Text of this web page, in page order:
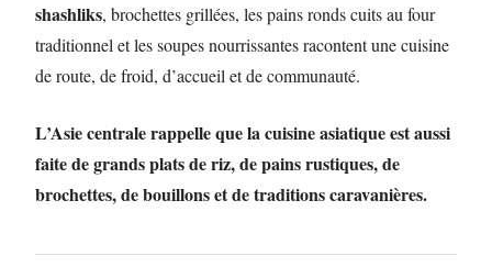
shashliks, brochettes grillées, les pains ronds cuits au four
traditionnel et les soupes nourrissantes racontent une cuisine
de route, de froid, d’accueil et de communauté.
L’Asie centrale rappelle que la cuisine asiatique est aussi
faite de grands plats de riz, de pains rustiques, de
brochettes, de bouillons et de traditions caravanières.